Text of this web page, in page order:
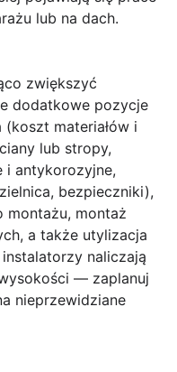
lub na dach.
zwiększyć
dodatkowe pozycje
(koszt materiałów i
lub stropy,
i antykorozyjne,
bezpieczniki),
montażu, montaż
a także utylizacja
naliczają
— zaplanuj
nieprzewidziane